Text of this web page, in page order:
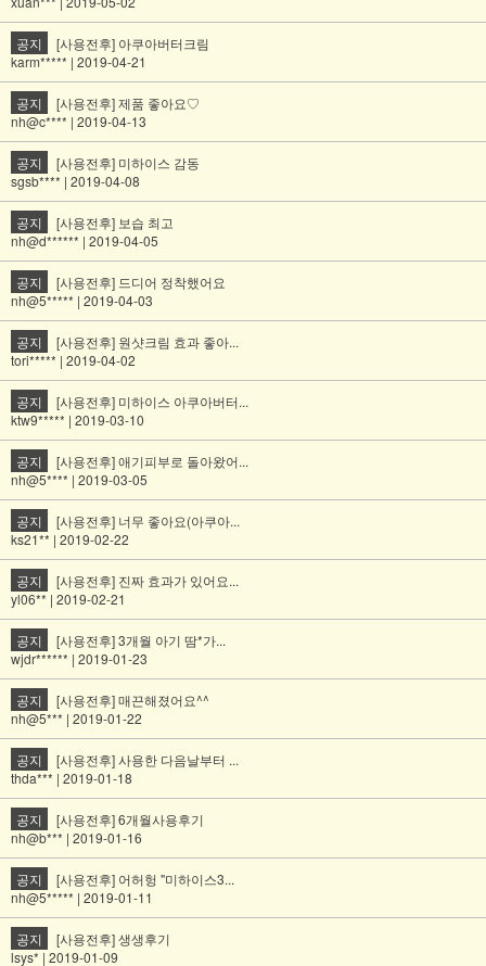
공지
[사용전후] 아쿠아버터크림
karm***** | 2019-04-21
공지
[사용전후] 제품 좋아요♡
nh@c**** | 2019-04-13
공지
[사용전후] 미하이스 감동
sgsb**** | 2019-04-08
공지
[사용전후] 보습 최고
nh@d****** | 2019-04-05
공지
[사용전후] 드디어 정착했어요
nh@5***** | 2019-04-03
공지
[사용전후] 원샷크림 효과 좋아...
tori***** | 2019-04-02
공지
[사용전후] 미하이스 아쿠아버터...
ktw9***** | 2019-03-10
공지
[사용전후] 애기피부로 돌아왔어...
nh@5**** | 2019-03-05
공지
[사용전후] 너무 좋아요(아쿠아...
ks21** | 2019-02-22
공지
[사용전후] 진짜 효과가 있어요...
yl06** | 2019-02-21
공지
[사용전후] 3개월 아기 땀*가...
wjdr****** | 2019-01-23
공지
[사용전후] 매끈해졌어요^^
nh@5*** | 2019-01-22
공지
[사용전후] 사용한 다음날부터 ...
thda*** | 2019-01-18
공지
[사용전후] 6개월사용후기
nh@b*** | 2019-01-16
공지
[사용전후] 어허헝 "미하이스3...
nh@5***** | 2019-01-11
공지
[사용전후] 생생후기
lsys* | 2019-01-09